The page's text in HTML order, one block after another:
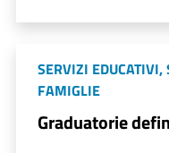
SERVIZI EDUCATIVI,
FAMIGLIE
Graduatorie